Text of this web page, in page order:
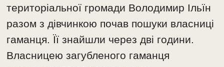
територіальної громади Володимир Ільїн
разом з дівчинкою почав пошуки власниці
гаманця. Її знайшли через дві години.
Власницею загубленого гаманця